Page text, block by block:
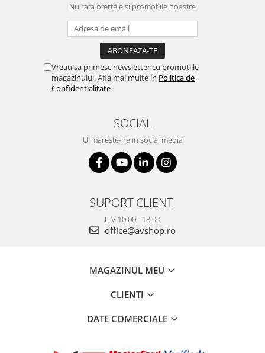
Nu rata ofertele si promotiile noastre
Vreau sa primesc newsletter cu promotiile
magazinului. Afla mai multe in Politica de
Confidentialitate
SOCIAL
Urmareste-ne in social media
SUPORT CLIENTI
L-V 10:00 - 18:00
office@avshop.ro
MAGAZINUL MEU
CLIENTI
DATE COMERCIALE